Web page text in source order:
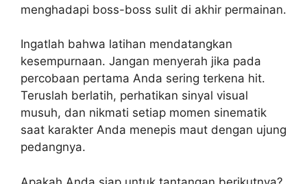
menghadapi boss-boss sulit di akhir permainan.
Ingatlah bahwa latihan mendatangkan
kesempurnaan. Jangan menyerah jika pada
percobaan pertama Anda sering terkena hit.
Teruslah berlatih, perhatikan sinyal visual
musuh, dan nikmati setiap momen sinematik
saat karakter Anda menepis maut dengan ujung
pedangnya.